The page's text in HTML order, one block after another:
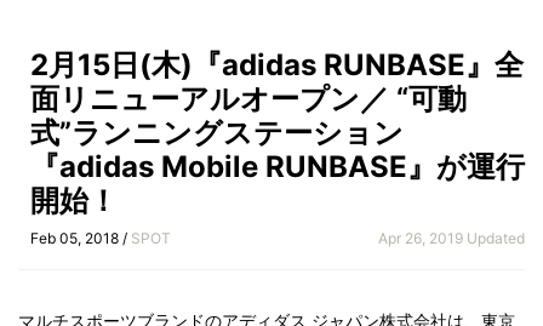
2月15日(木)『adidas RUNBASE』全
面リニューアルオープン／ “可動
式”ランニングステーション
『adidas Mobile RUNBASE』が運行
開始！
Feb 05, 2018 / SPOT Apr 26, 2019 Updated
マルチスポーツブランドのアディダス ジャパン株式会社は、東京